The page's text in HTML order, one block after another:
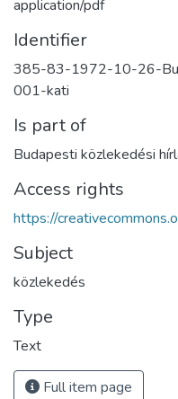
application/pdf
Identifier
385-83-1972-10-26-
001-kati
Is part of
Budapesti közlekedési
Access rights
https://
Subject
közlekedés
Type
Text
Full item page